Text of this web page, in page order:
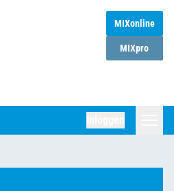
MIXonline
MIXpro